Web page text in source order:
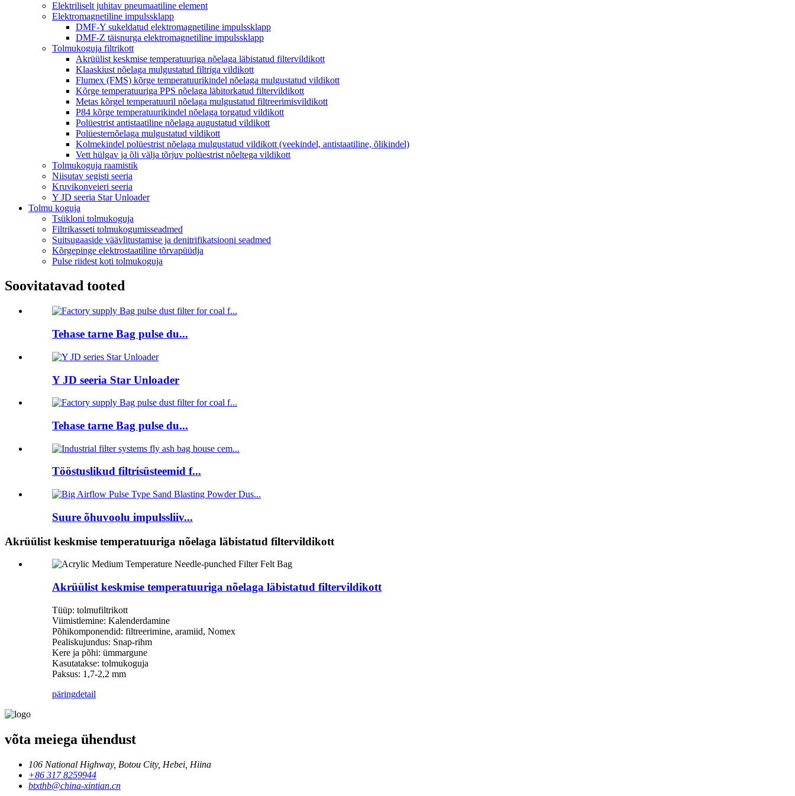
Elektriliselt juhitav pneumaatiline element
Elektromagnetiline impulssklapp
DMF-Y sukeldatud elektromagnetiline impulssklapp
DMF-Z täisnurga elektromagnetiline impulssklapp
Tolmukoguja filtrikott
Akrüülist keskmise temperatuuriga nõelaga läbistatud filtervildikott
Klaaskiust nõelaga mulgustatud filtriga vildikott
Flumex (FMS) kõrge temperatuurikindel nõelaga mulgustatud vildikott
Kõrge temperatuuriga PPS nõelaga läbitorkatud filtervildikott
Metas kõrgel temperatuuril nõelaga mulgustatud filtreerimisvildikott
P84 kõrge temperatuurikindel nõelaga torgatud vildikott
Polüestrist antistaatiline nõelaga augustatud vildikott
Polüesternõelaga mulgustatud vildikott
Kolmekindel polüestrist nõelaga mulgustatud vildikott (veekindel, antistaatiline, õlikindel)
Vett hülgav ja õli välja tõrjuv polüestrist nõeltega vildikott
Tolmukoguja raamistik
Niisutav segisti seeria
Kruvikonveieri seeria
Y JD seeria Star Unloader
Tolmu koguja
Tsükloni tolmukoguja
Filtrikasseti tolmukogumisseadmed
Suitsugaaside väävlitustamise ja denitrifikatsiooni seadmed
Kõrgepinge elektrostaatiline tõrvapüüdja
Pulse riidest koti tolmukoguja
Soovitatavad tooted
Tehase tarne Bag pulse du...
Y JD seeria Star Unloader
Tehase tarne Bag pulse du...
Tööstuslikud filtrisüsteemid f...
Suure õhuvoolu impulssliiv...
Akrüülist keskmise temperatuuriga nõelaga läbistatud filtervildikott
Akrüülist keskmise temperatuuriga nõelaga läbistatud filtervildikott
Tüüp: tolmufiltrikott
Viimistlemine: Kalenderdamine
Põhikomponendid: filtreerimine, aramiid, Nomex
Pealiskujundus: Snap-rihm
Kere ja põhi: ümmargune
Kasutatakse: tolmukoguja
Paksus: 1,7-2,2 mm
päringdetail
võta meiega ühendust
106 National Highway, Botou City, Hebei, Hiina
+86 317 8259944
btxthb@china-xintian.cn